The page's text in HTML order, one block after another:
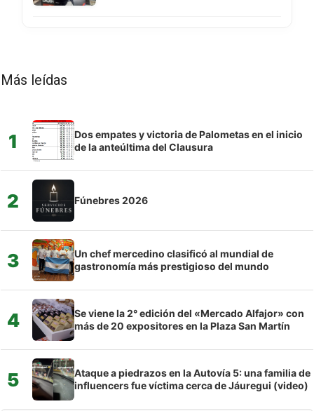
Más leídas
1
Dos empates y victoria de Palometas en el inicio
de la anteúltima del Clausura
2 Fúnebres 2026
3
Un chef mercedino clasificó al mundial de
gastronomía más prestigioso del mundo
4
Se viene la 2° edición del «Mercado Alfajor» con
más de 20 expositores en la Plaza San Martín
5
Ataque a piedrazos en la Autovía 5: una familia de
influencers fue víctima cerca de Jáuregui (video)